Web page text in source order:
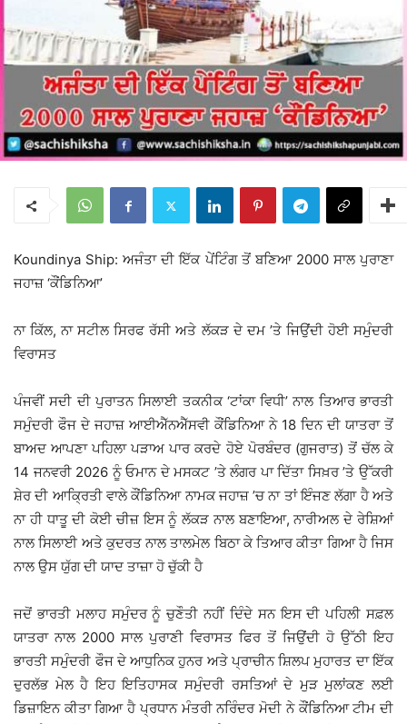
Koundinya Ship: ਅਜੰਤਾ ਦੀ ਇੱਕ ਪੇਂਟਿੰਗ ਤੋਂ ਬਣਿਆ 2000 ਸਾਲ ਪੁਰਾਣਾ
ਜਹਾਜ਼ ‘ਕੌਂਡਿਨਿਆ’
ਨਾ ਕਿੱਲ, ਨਾ ਸਟੀਲ ਸਿਰਫ ਰੱਸੀ ਅਤੇ ਲੱਕੜ ਦੇ ਦਮ ’ਤੇ ਜਿਉਂਦੀ ਹੋਈ ਸਮੁੰਦਰੀ
ਵਿਰਾਸਤ
ਪੰਜਵੀਂ ਸਦੀ ਦੀ ਪੁਰਾਤਨ ਸਿਲਾਈ ਤਕਨੀਕ ‘ਟਾਂਕਾ ਵਿਧੀ’ ਨਾਲ ਤਿਆਰ ਭਾਰਤੀ
ਸਮੁੰਦਰੀ ਫੌਜ ਦੇ ਜਹਾਜ਼ ਆਈਐੱਨਐੱਸਵੀ ਕੌਂਡਿਨਿਆ ਨੇ 18 ਦਿਨ ਦੀ ਯਾਤਰਾ ਤੋਂ
ਬਾਅਦ ਆਪਣਾ ਪਹਿਲਾ ਪੜਾਅ ਪਾਰ ਕਰਦੇ ਹੋਏ ਪੋਰਬੰਦਰ (ਗੁਜਰਾਤ) ਤੋਂ ਚੱਲ ਕੇ
14 ਜਨਵਰੀ 2026 ਨੂੰ ਓਮਾਨ ਦੇ ਮਸਕਟ ’ਤੇ ਲੰਗਰ ਪਾ ਦਿੱਤਾ ਸਿਖ਼ਰ ’ਤੇ ਉੱਕਰੀ
ਸ਼ੇਰ ਦੀ ਆਕ੍ਰਿਤੀ ਵਾਲੇ ਕੌਂਡਿਨਿਆ ਨਾਮਕ ਜਹਾਜ਼ ’ਚ ਨਾ ਤਾਂ ਇੰਜਣ ਲੱਗਾ ਹੈ ਅਤੇ
ਨਾ ਹੀ ਧਾਤੂ ਦੀ ਕੋਈ ਚੀਜ਼ ਇਸ ਨੂੰ ਲੱਕੜ ਨਾਲ ਬਣਾਇਆ, ਨਾਰੀਅਲ ਦੇ ਰੇਸ਼ਿਆਂ
ਨਾਲ ਸਿਲਾਈ ਅਤੇ ਕੁਦਰਤ ਨਾਲ ਤਾਲਮੇਲ ਬਿਠਾ ਕੇ ਤਿਆਰ ਕੀਤਾ ਗਿਆ ਹੈ ਜਿਸ
ਨਾਲ ਉਸ ਯੁੱਗ ਦੀ ਯਾਦ ਤਾਜ਼ਾ ਹੋ ਚੁੱਕੀ ਹੈ
ਜਦੋਂ ਭਾਰਤੀ ਮਲਾਹ ਸਮੁੰਦਰ ਨੂੰ ਚੁਣੌਤੀ ਨਹੀਂ ਦਿੰਦੇ ਸਨ ਇਸ ਦੀ ਪਹਿਲੀ ਸਫ਼ਲ
ਯਾਤਰਾ ਨਾਲ 2000 ਸਾਲ ਪੁਰਾਣੀ ਵਿਰਾਸਤ ਫਿਰ ਤੋਂ ਜਿਉਂਦੀ ਹੋ ਉੱਠੀ ਇਹ
ਭਾਰਤੀ ਸਮੁੰਦਰੀ ਫੌਜ ਦੇ ਆਧੁਨਿਕ ਹੁਨਰ ਅਤੇ ਪ੍ਰਾਚੀਨ ਸ਼ਿਲਪ ਮੁਹਾਰਤ ਦਾ ਇੱਕ
ਦੁਰਲੱਭ ਮੇਲ ਹੈ ਇਹ ਇਤਿਹਾਸਕ ਸਮੁੰਦਰੀ ਰਸਤਿਆਂ ਦੇ ਮੁੜ ਮੁਲਾਂਕਣ ਲਈ
ਡਿਜ਼ਾਇਨ ਕੀਤਾ ਗਿਆ ਹੈ ਪ੍ਰਧਾਨ ਮੰਤਰੀ ਨਰਿੰਦਰ ਮੋਦੀ ਨੇ ਕੌਂਡਿਨਿਆ ਟੀਮ ਦੀ